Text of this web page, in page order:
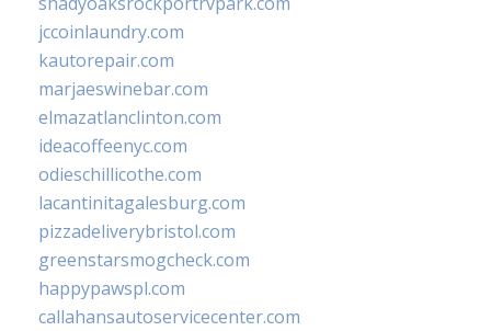
jccoinlaundry.com
kautorepair.com
marjaeswinebar.com
elmazatlanclinton.com
ideacoffeenyc.com
odieschillicothe.com
lacantinitagalesburg.com
pizzadeliverybristol.com
greenstarsmogcheck.com
happypawspl.com
callahansautoservicecenter.com